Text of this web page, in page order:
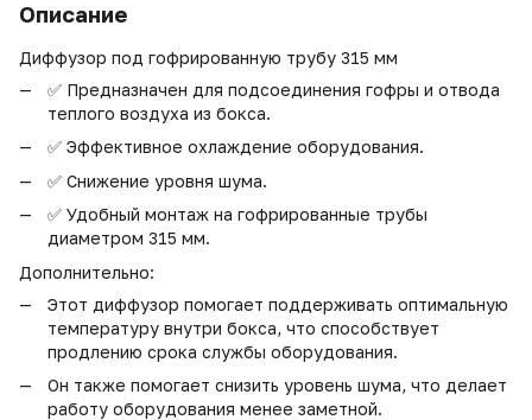
Описание
Диффузор под гофрированную трубу 315 мм
✅ Предназначен для подсоединения гофры и отвода
теплого воздуха из бокса.
✅ Эффективное охлаждение оборудования.
✅ Снижение уровня шума.
✅ Удобный монтаж на гофрированные трубы
диаметром 315 мм.
Дополнительно:
Этот диффузор помогает поддерживать оптимальную
температуру внутри бокса, что способствует
продлению срока службы оборудования.
Он также помогает снизить уровень шума, что делает
работу оборудования менее заметной.